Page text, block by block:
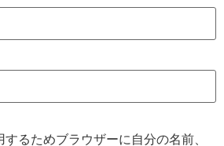
るためブラウザーに自分の名前、